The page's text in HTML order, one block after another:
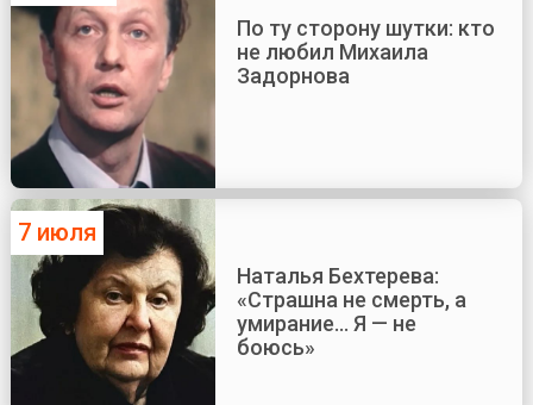
По ту сторону шутки: кто
не любил Михаила
Задорнова
7 июля
Наталья Бехтерева:
«Страшна не смерть, а
умирание... Я — не
боюсь»